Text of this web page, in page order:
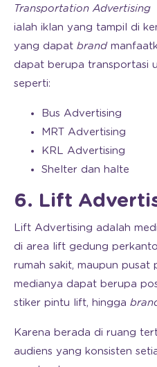
Transportation Advertising
ialah iklan yang tampil di
yang dapat brand
dapat berupa transportasi
seperti:
Bus Advertising
MRT Advertising
KRL Advertising
Shelter dan halte
6. Lift
Lift Advertising adalah
di area lift gedung
rumah sakit, maupun pusat
medianya dapat berupa
stiker pintu lift, hingga
Karena berada di ruang
audiens yang konsisten